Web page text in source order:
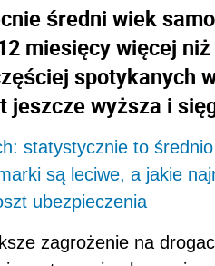
średni wiek
miesięcy więcej
spotykanych
jeszcze wyższa i
statystycznie to
są leciwe, a jakie
ubezpieczenia
zagrożenie na